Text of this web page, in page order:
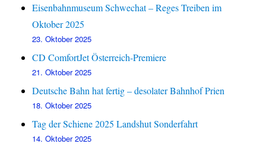
Eisenbahnmuseum Schwechat – Reges Treiben im
Oktober 2025
23. Oktober 2025
CD ComfortJet Österreich-Premiere
21. Oktober 2025
Deutsche Bahn hat fertig – desolater Bahnhof Prien
18. Oktober 2025
Tag der Schiene 2025 Landshut Sonderfahrt
14. Oktober 2025